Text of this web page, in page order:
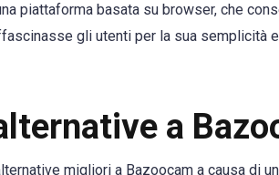
piattaforma basata su browser, che
gli utenti per la sua semplicità
a
migliori a Bazoocam a causa di